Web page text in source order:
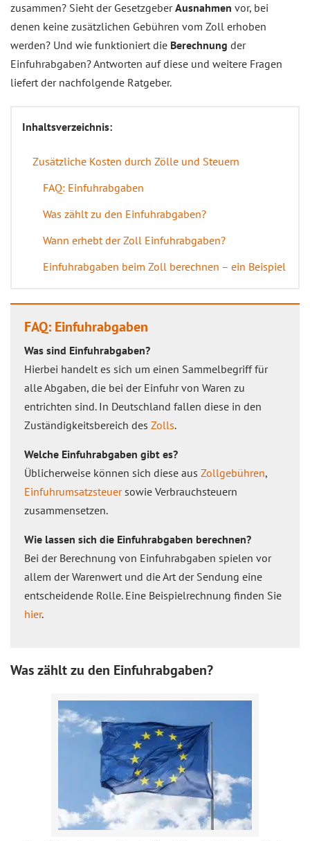
zusammen? Sieht der GesetzgeberAusnahmen vor, bei
denen keine zusätzlichen Gebühren vom Zoll erhoben
werden? Und wie funktioniert die Berechnung der
Einfuhrabgaben? Antworten auf diese und weitere Fragen
liefert der nachfolgende Ratgeber.
Inhaltsverzeichnis:
Zusätzliche Kosten durch Zölle und Steuern
FAQ: Einfuhrabgaben
Was zählt zu den Einfuhrabgaben?
Wann erhebt der Zoll Einfuhrabgaben?
Einfuhrabgaben beim Zoll berechnen – ein Beispiel
FAQ: Einfuhrabgaben
Was sind Einfuhrabgaben?
Hierbei handelt es sich um einen Sammelbegriff für
alle Abgaben, die bei der Einfuhr von Waren zu
entrichten sind. In Deutschland fallen diese in den
Zuständigkeitsbereich des Zolls.
Welche Einfuhrabgaben gibt es?
Üblicherweise können sich diese aus Zollgebühren,
Einfuhrumsatzsteuersowie Verbrauchsteuern
zusammensetzen.
Wie lassen sich die Einfuhrabgaben berechnen?
Bei der Berechnung von Einfuhrabgaben spielen vor
allem der Warenwert und die Art der Sendung eine
entscheidende Rolle. Eine Beispielrechnung finden Sie
hier.
Was zählt zu den Einfuhrabgaben?